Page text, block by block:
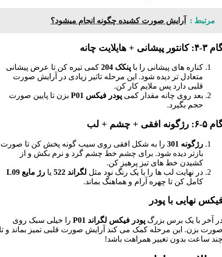
مرتبط : آرایش صورت کشیده چگونه انجام میشود؟
کانتور پیشانی + هایلایت چانه
کناره های پیشانی را با پنکک 204
کمی تیره کن تا عرض پیشانی
متعادل تر دیده شود. این مرحله تاثیر زیادی در آرایش صورت
قلبی دارد پس ملایم کار کن.
بعد روی چانه مقدار کمی پودر فیکس P01
بزن تا پایین صورت
حجم بگیرد.
رژگونه افقی + چشم + لب
رژگونه 301
را به شکل افقی روی سیب گونه پخش کن تا صورت
بازتر دیده شود. برای چشم خط چشم گرد و نرم بکش و از
کشیدن خط های تیز پرهیز کن.
در نهایت لب ها را با یک رنگ نود مثل لگراند 522 یا رژ مایع L09
کامل کن تا چهره آرام و هماهنگ بماند.
نهایی با پودر
آخر با یک برس بزرگ پودر فیکس لگراند P01
را خیلی سبک روی
بزن. این مرحله کمک می کند آرایش صورت قلبی تمیز بماند و
ساعت بدون تغییر همراهت باشد!